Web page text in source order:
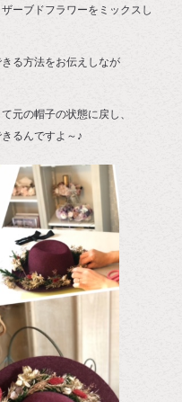
ーブドフラワーをミックスし
る方法をお伝えしなが
元の帽子の状態に戻し、
るんですよ～♪